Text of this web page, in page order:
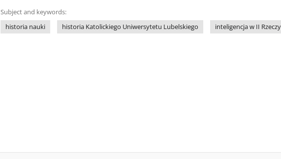
Subject and keywords:
historia nauki
historia Katolickiego Uniwersytetu Lubelskiego inteligencja w II